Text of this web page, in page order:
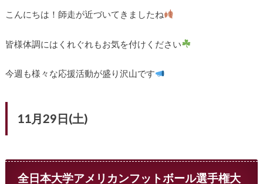
こんにちは！師走が近づいてきましたね
皆様体調にはくれぐれもお気を付けください
今週も様々な応援活動が盛り沢山です
11月29日(土)
全日本大学アメリカンフットボール選手権大